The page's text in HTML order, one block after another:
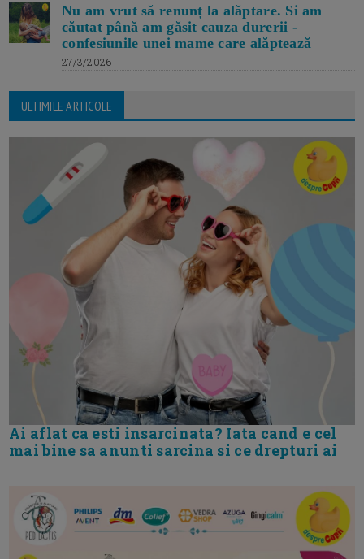
Nu am vrut să renunț la alăptare. Si am
căutat până am găsit cauza durerii -
confesiunile unei mame care alăptează
27/3/2026
ULTIMILE ARTICOLE
Ai aflat ca esti insarcinata? Iata cand e cel
mai bine sa anunti sarcina si ce drepturi ai